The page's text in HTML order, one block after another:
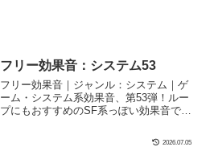
フリー効果音：システム53
フリー効果音｜ジャンル：システム｜ゲ
ーム・システム系効果音、第53弾！ルー
プにもおすすめのSF系っぽい効果音で
2026.07.05